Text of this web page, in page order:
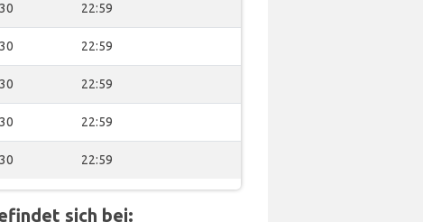
22:59
22:59
22:59
22:59
22:59
sich bei: